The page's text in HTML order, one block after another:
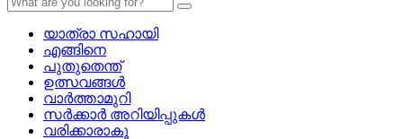
യാത്രാ സഹായി
എങ്ങിനെ
പുതുതെന്ത്
ഉത്സവങ്ങള്‍
വാര്‍ത്താമുറി
സര്‍ക്കാര്‍ അറിയിപ്പുകള്‍
വരിക്കാരാകൂ